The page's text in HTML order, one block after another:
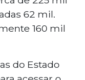
62 mil.
160 mil
do Estado